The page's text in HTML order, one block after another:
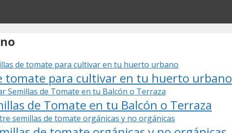
tomate para cultivar en tu huerto urbano
de Tomate en tu Balcón o Terraza